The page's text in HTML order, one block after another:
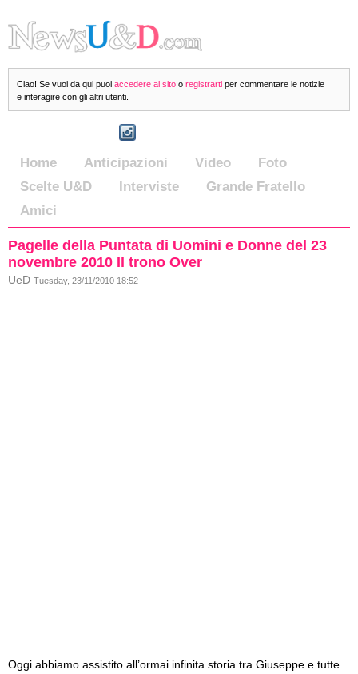
Ciao! Se vuoi da qui puoi accedere al sito o registrarti per commentare le notizie
e interagire con gli altri utenti.
Home Anticipazioni Video
Foto
Scelte U&D
Interviste
Grande Fratello
Amici
Pagelle della Puntata di Uomini e Donne del 23
novembre 2010 Il trono Over
UeD Tuesday, 23/11/2010 18:52
Oggi abbiamo assistito all’ormai infinita storia tra Giuseppe e tutte